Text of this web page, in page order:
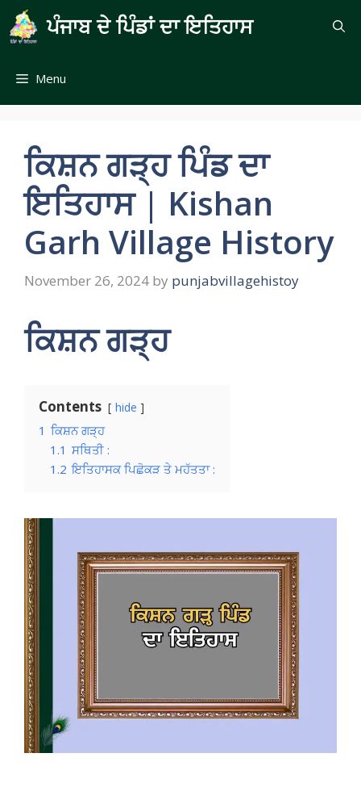
Skip
to
content
ਪੰਜਾਬ ਦੇ ਪਿੰਡਾਂ ਦਾ ਇਤਿਹਾਸ
Menu
ਕਿਸ਼ਨ ਗੜ੍ਹ ਪਿੰਡ ਦਾ
ਇਤਿਹਾਸ | Kishan
Garh Village History
November 26, 2024 by punjabvillagehistoy
ਕਿਸ਼ਨ ਗੜ੍ਹ
Contents hide
1 ਕਿਸ਼ਨ ਗੜ੍ਹ
1.1 ਸਥਿਤੀ :
1.2 ਇਤਿਹਾਸਕ ਪਿਛੋਕੜ ਤੇ ਮਹੱਤਤਾ :